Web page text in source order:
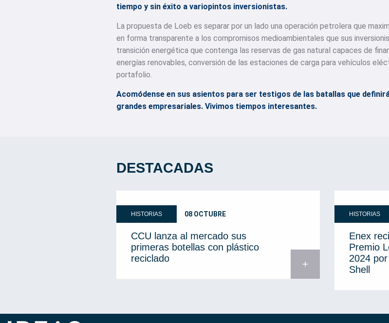
tiempo y sin éxito a variopintos inversionistas.
La propuesta de Loeb es separar por un lado una operación petrolera que
en forma transparente a los compromisos medioambientales que sus
transición energética que contenga las reservas de gas natural capaces de
energías renovables, conversión de las estaciones de carga para vehículos
portafolio.
Acomódense en sus asientos para ser testigos de las batallas que
grandes empresariales. Vivimos tiempos interesantes.
DESTACADAS
HISTORIAS 08 OCTUBRE
CCU lanza al mercado sus
primeras botellas con plástico
reciclado
add
HISTORIAS
Enex
Premio
2024
Shell